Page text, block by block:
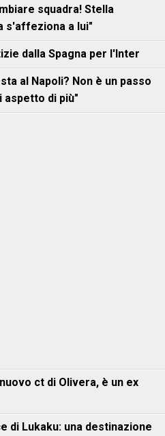
squadra! Stella
s'affeziona a lui"
dalla Spagna per l'Inter
al Napoli? Non è un passo
aspetto di più"
ct di Olivera, è un ex
di Lukaku: una destinazione